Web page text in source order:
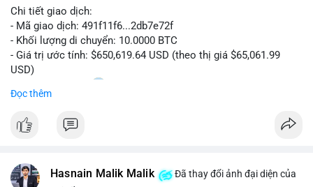
Chi tiết giao dịch:
- Mã giao dịch: 491f11f6...2db7e72f
- Khối lượng di chuyển: 10.0000 BTC
- Giá trị ước tính: $650,619.64 USD (theo thị giá $65,061.99
USD)
- Thời gian: 11:20
Nhận định phân tích hành vi của Cá voi dựa trên giao dịch này:
Giao dịch 10 BTC trị giá hơn 650 nghìn USD được thực hiện
lớn. Mức khối lượng này không quá lớn để gây áp lực bán trực
Đọc thêm
Hasnain Malik Malik
Đã thay đổi ảnh đại diện của